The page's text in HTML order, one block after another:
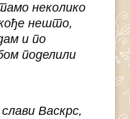
неколико
нешто,
и по
поделили
Васкрс,